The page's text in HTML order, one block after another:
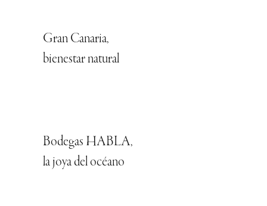
Gran Canaria,
bienestar natural
Bodegas HABLA,
la joya del océano